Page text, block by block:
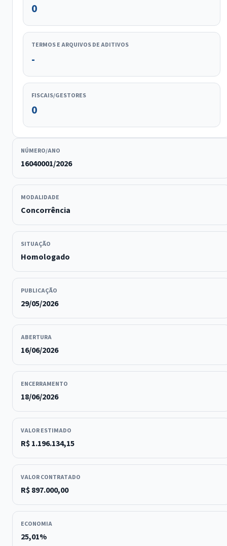
0
TERMOS E ARQUIVOS DE ADITIVOS
-
FISCAIS/GESTORES
0
NÚMERO/ANO
16040001/2026
MODALIDADE
Concorrência
SITUAÇÃO
Homologado
PUBLICAÇÃO
29/05/2026
ABERTURA
16/06/2026
ENCERRAMENTO
18/06/2026
VALOR ESTIMADO
R$ 1.196.134,15
VALOR CONTRATADO
R$ 897.000,00
ECONOMIA
25,01%